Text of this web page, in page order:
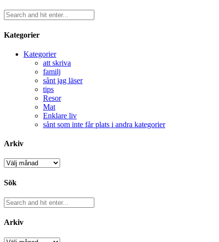
Kategorier
Kategorier
att skriva
familj
sånt jag läser
tips
Resor
Mat
Enklare liv
sånt som inte får plats i andra kategorier
Arkiv
Arkiv
Sök
Arkiv